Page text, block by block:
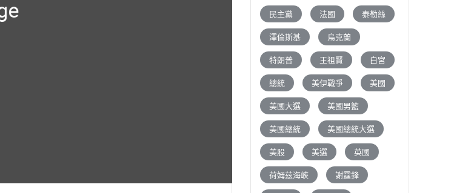
民主黨 法國 泰勒絲
澤倫斯基 烏克蘭
特朗普 王祖賢 白宮
總統 美伊戰爭 美國
美國大選 美國男籃
美國總統 美國總統大選
美股 美選 英國
荷姆茲海峽 謝霆鋒